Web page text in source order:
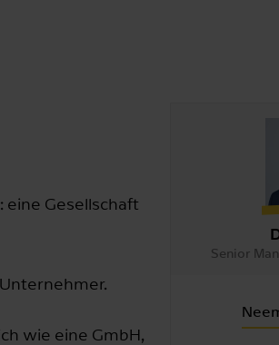
: eine Gesellschaft
wie eine GmbH,
Senior